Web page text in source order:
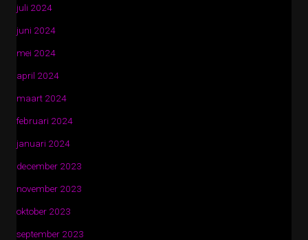
juli 2024
juni 2024
mei 2024
april 2024
maart 2024
februari 2024
januari 2024
december 2023
november 2023
oktober 2023
september 2023